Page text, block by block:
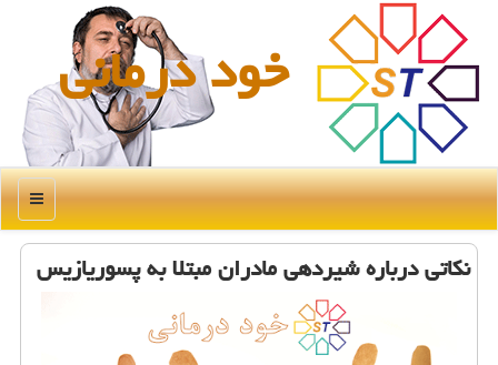
خود درمانی
منو
نكاتی درباره شیردهی مادران مبتلا به پسوریازیس